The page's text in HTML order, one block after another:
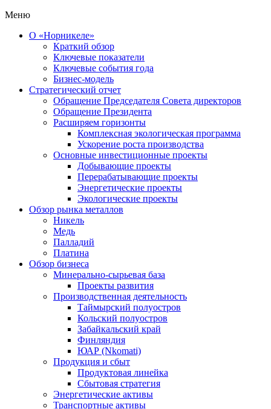
Меню
О «Норникеле»
Краткий обзор
Ключевые показатели
Ключевые события года
Бизнес-модель
Стратегический отчет
Обращение Председателя Совета директоров
Обращение Президента
Расширяем горизонты
Комплексная экологическая программа
Ускорение роста производства
Основные инвестиционные проекты
Добывающие проекты
Перерабатывающие проекты
Энергетические проекты
Экологические проекты
Обзор рынка металлов
Никель
Медь
Палладий
Платина
Обзор бизнеса
Минерально-сырьевая база
Проекты развития
Производственная деятельность
Таймырский полуостров
Кольский полуостров
Забайкальский край
Финляндия
ЮАР (Nkomati)
Продукция и сбыт
Продуктовая линейка
Сбытовая стратегия
Энергетические активы
Транспортные активы